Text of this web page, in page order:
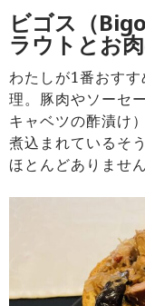
ビゴス（
ラウトとお
わたしが1番おす
理。豚肉やソーセ
キャベツの酢漬け
煮込まれているそ
ほとんどありません